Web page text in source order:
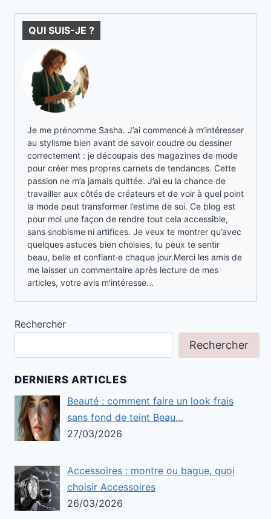
QUI SUIS-JE ?
Je me prénomme Sasha. J’ai commencé à m’intéresser
au stylisme bien avant de savoir coudre ou dessiner
correctement : je découpais des magazines de mode
pour créer mes propres carnets de tendances. Cette
passion ne m’a jamais quittée. J’ai eu la chance de
travailler aux côtés de créateurs et de voir à quel point
la mode peut transformer l’estime de soi. Ce blog est
pour moi une façon de rendre tout cela accessible,
sans snobisme ni artifices. Je veux te montrer qu’avec
quelques astuces bien choisies, tu peux te sentir
beau, belle et confiant·e chaque jour.Merci les amis de
me laisser un commentaire après lecture de mes
articles, votre avis m'intéresse...
Rechercher
Rechercher
DERNIERS ARTICLES
Beauté : comment faire un look frais
sans fond de teint Beau…
27/03/2026
Accessoires : montre ou bague, quoi
choisir Accessoires
26/03/2026